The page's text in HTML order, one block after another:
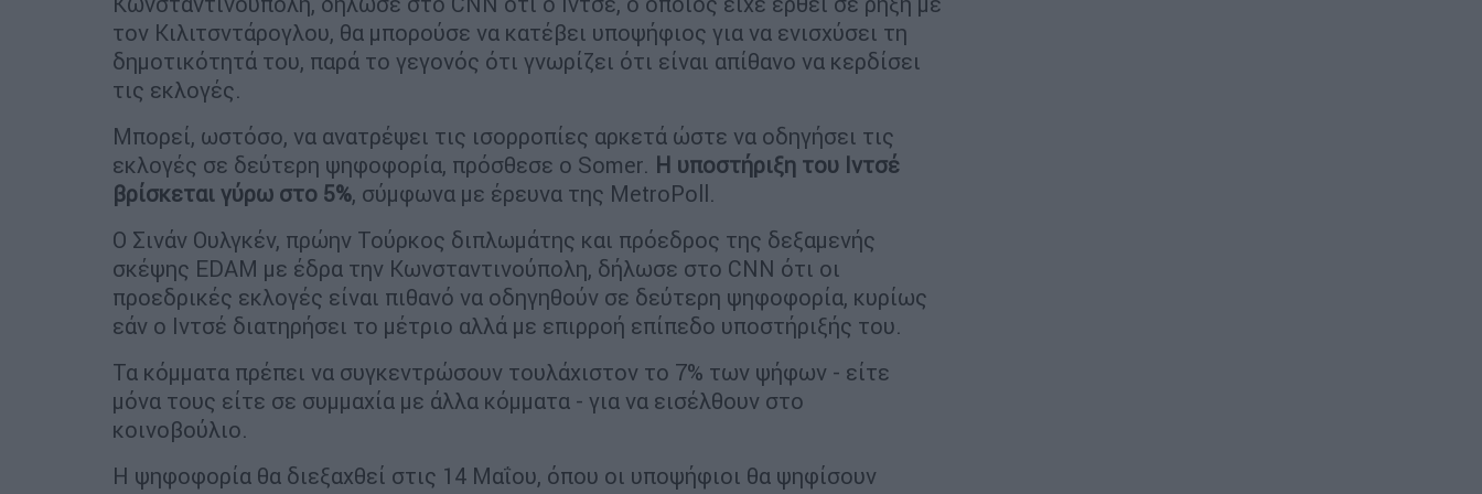
τον Κιλιτσντάρογλου, θα μπορούσε να κατέβει υποψήφιος για να ενισχύσει τη
δημοτικότητά του, παρά το γεγονός ότι γνωρίζει ότι είναι απίθανο να κερδίσει
τις εκλογές.
Μπορεί, ωστόσο, να ανατρέψει τις ισορροπίες αρκετά ώστε να οδηγήσει τις
εκλογές σε δεύτερη ψηφοφορία, πρόσθεσε ο Somer. Η υποστήριξη του Ιντσέ
βρίσκεται γύρω στο 5%, σύμφωνα με έρευνα της MetroPoll.
Ο Σινάν Ουλγκέν, πρώην Τούρκος διπλωμάτης και πρόεδρος της δεξαμενής
σκέψης EDAM με έδρα την Κωνσταντινούπολη, δήλωσε στο CNN ότι οι
προεδρικές εκλογές είναι πιθανό να οδηγηθούν σε δεύτερη ψηφοφορία, κυρίως
εάν ο Ιντσέ διατηρήσει το μέτριο αλλά με επιρροή επίπεδο υποστήριξής του.
Τα κόμματα πρέπει να συγκεντρώσουν τουλάχιστον το 7% των ψήφων - είτε
μόνα τους είτε σε συμμαχία με άλλα κόμματα - για να εισέλθουν στο
κοινοβούλιο.
Η ψηφοφορία θα διεξαχθεί στις 14 Μαΐου, όπου οι υποψήφιοι θα ψηφίσουν